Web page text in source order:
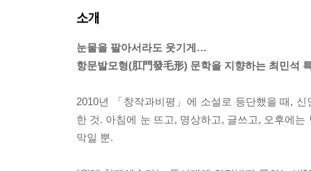
소개
눈물을 팔아서라도 웃기게…
항문발모형(肛門發毛形) 문학을 지향하는 최민석
2010년 「창작과비평」에 소설로 등단했을 때,
한 것. 아침에 눈 뜨고, 명상하고, 글쓰고, 오후에
막일 뿐.